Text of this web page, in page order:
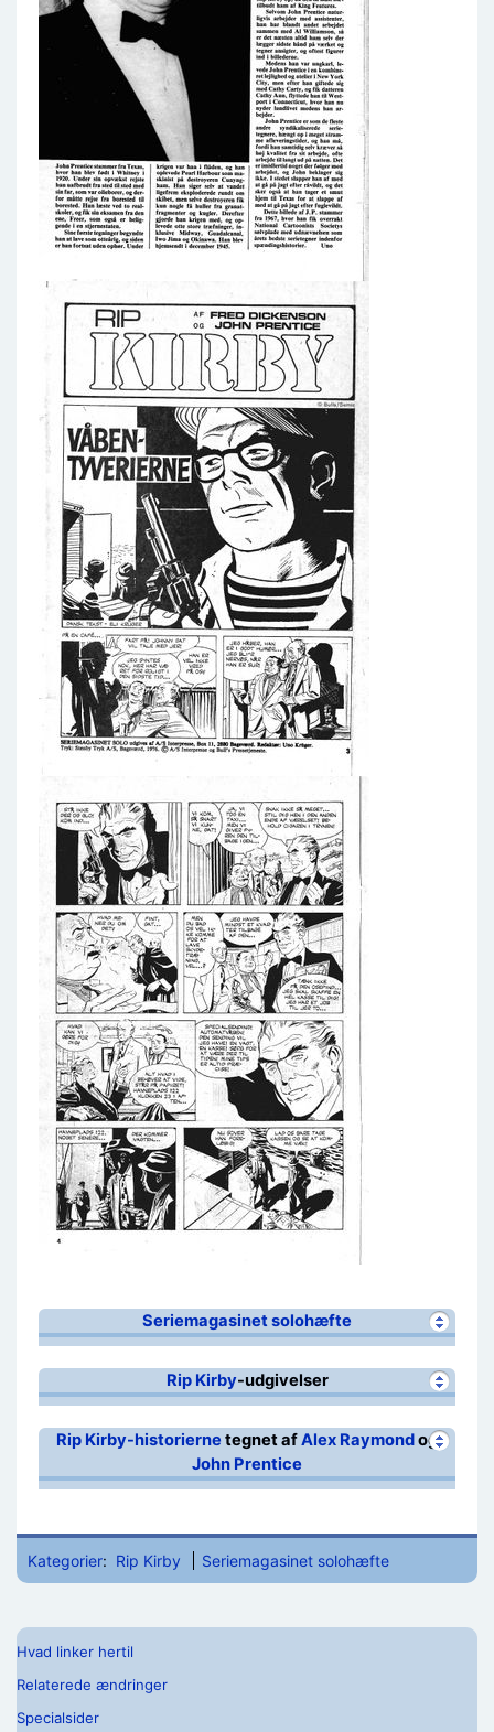
Seriemagasinet solohæfte
Rip Kirby-udgivelser
Rip Kirby-historierne tegnet afAlex Raymondog
John Prentice
Kategorier: Rip Kirby Seriemagasinet solohæfte
Hvad linker hertil
Relaterede ændringer
Specialsider